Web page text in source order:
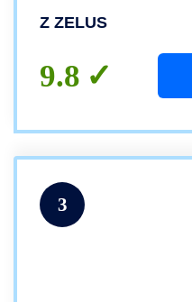
display)
Z ZELUS
9.8
3